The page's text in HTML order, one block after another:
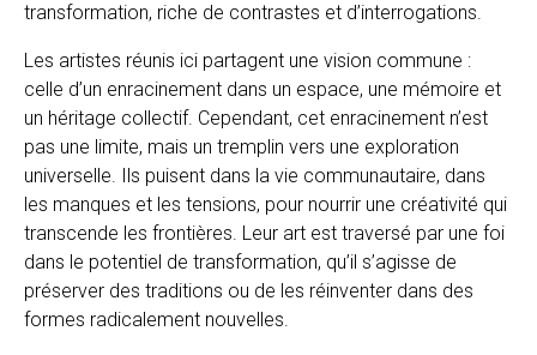
transformation, riche de contrastes et d’interrogations.
Les artistes réunis ici partagent une vision commune :
celle d’un enracinement dans un espace, une mémoire et
un héritage collectif. Cependant, cet enracinement n’est
pas une limite, mais un tremplin vers une exploration
universelle. Ils puisent dans la vie communautaire, dans
les manques et les tensions, pour nourrir une créativité qui
transcende les frontières. Leur art est traversé par une foi
dans le potentiel de transformation, qu’il s’agisse de
préserver des traditions ou de les réinventer dans des
formes radicalement nouvelles.